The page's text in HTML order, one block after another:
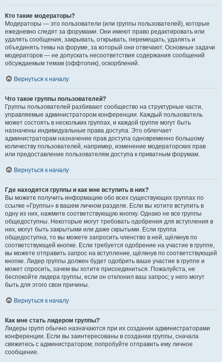
Кто такие модераторы?
Модераторы — это пользователи (или группы пользователей), которые
ежедневно следят за форумами. Они имеют право редактировать или
удалять сообщения, закрывать, открывать, перемещать, удалять и
объединять темы на форуме, за который они отвечают. Основные задачи
модераторов — не допускать несоответствия содержания сообщений
обсуждаемым темам (оффтопик), оскорблений.
Вернуться к началу
Что такое группы пользователей?
Группы пользователей разбивают сообщество на структурные части,
управляемые администратором конференции. Каждый пользователь
может состоять в нескольких группах, и каждой группе могут быть
назначены индивидуальные права доступа. Это облегчает
администраторам назначение прав доступа одновременно большому
количеству пользователей, например, изменение модераторских прав
или предоставление пользователям доступа к приватным форумам.
Вернуться к началу
Где находятся группы и как мне вступить в них?
Вы можете получить информацию обо всех существующих группах по
ссылке «Группы» в вашем личном разделе. Если вы хотите вступить в
одну из них, нажмите соответствующую кнопку. Однако не все группы
общедоступны. Некоторые могут требовать одобрения для вступления в
них, могут быть закрытыми или даже скрытыми. Если группа
общедоступна, то вы можете запросить членство в ней, щёлкнув по
соответствующей кнопке. Если требуется одобрение на участие в группе,
вы можете отправить запрос на вступление, щёлкнув по соответствующей
кнопке. Лидер группы должен будет одобрить ваше участие в группе и
может спросить, зачем вы хотите присоединиться. Пожалуйста, не
беспокойте лидера группы, если он отклонил ваш запрос; у него могут
быть для этого свои причины.
Вернуться к началу
Как мне стать лидером группы?
Лидеры групп обычно назначаются при их создании администраторами
конференции. Если вы заинтересованы в создании группы, сначала
свяжитесь с администратором; попробуйте отправить ему личное
сообщение.